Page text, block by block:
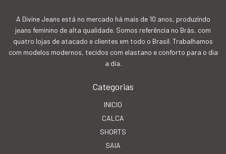
A Divine Jeans está no mercado há mais de 10 anos, produzindo
jeans feminino de alta qualidade. Somos referência no Brás, com
quatro lojas de atacado e clientes em todo o Brasil. Trabalhamos
com modelos modernos, tecidos com elastano e conforto para o dia
a dia.
Categorias
INICIO
CALCA
SHORTS
SAIA